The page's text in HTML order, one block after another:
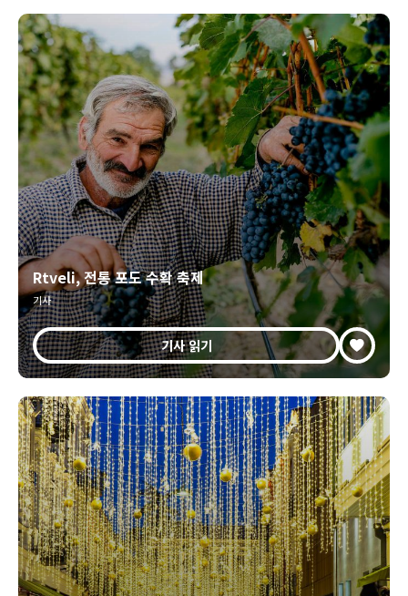
Rtveli, 전통 포도 수확 축제
기사
기사 읽기